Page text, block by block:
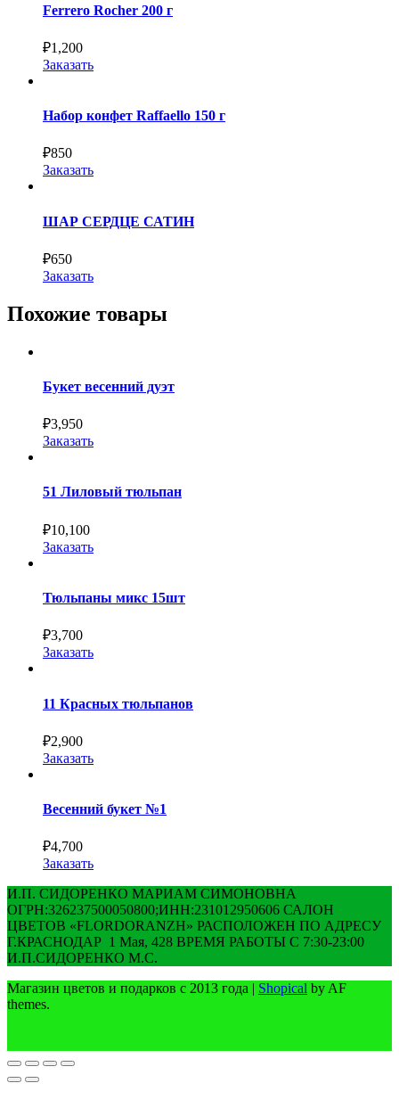
Ferrero Rocher 200 г
₽1,200
Заказать
Набор конфет Raffaello 150 г
₽850
Заказать
ШАР СЕРДЦЕ САТИН
₽650
Заказать
Похожие товары
Букет весенний дуэт
₽3,950
Заказать
51 Лиловый тюльпан
₽10,100
Заказать
Тюльпаны микс 15шт
₽3,700
Заказать
11 Красных тюльпанов
₽2,900
Заказать
Весенний букет №1
₽4,700
Заказать
И.П. СИДОРЕНКО МАРИАМ СИМОНОВНА
ОГРН:326237500050800;ИНН:231012950606 САЛОН
ЦВЕТОВ «FLORDORANZH» РАСПОЛОЖЕН ПО АДРЕСУ
Г.КРАСНОДАР 1 Мая, 428 ВРЕМЯ РАБОТЫ С 7:30-23:00
И.П.СИДОРЕНКО М.С.
Магазин цветов и подарков с 2013 года | Shopical by AF
themes.